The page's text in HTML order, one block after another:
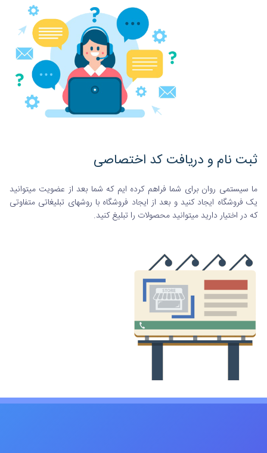
ثبت نام و دریافت کد اختصاصی
ما سیستمی روان برای شما فراهم کرده ایم که شما بعد از عضویت میتوانید
یک فروشگاه ایجاد کنید و بعد از ایجاد فروشگاه با روشهای تبلیغاتی متفاوتی
که در اختیار دارید میتوانید محصولات را تبلیغ کنید.